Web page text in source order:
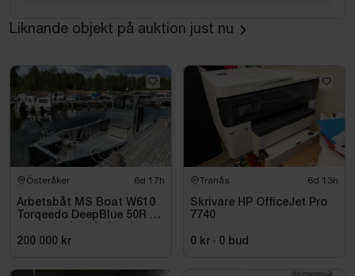
HC6345-3 eller liknande).Kapacitet: För motorer upp
Ny i originalförpackning.
Kartongen är öppnad.
Robust konstruktion med förstärkta tätningar för
maximal precision och säkerhet vid höga farter.
Liknande objekt på auktion just nu
Österåker 6d 17h
Arbetsbåt MS Boat W610
Torqeedo DeepBlue 50R 50
meter
200 000 kr
Tranås 6d 13h
Skrivare HP OfficeJet Pro
7740
0 kr · 0 bud